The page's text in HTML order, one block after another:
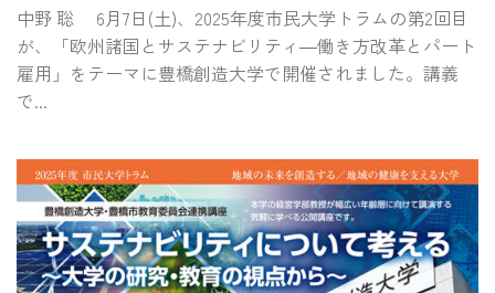
中野 聡 6月7日(土)、2025年度市民大学トラムの第2回目
が、「欧州諸国とサステナビリティ―働き方改革とパート
雇用」をテーマに豊橋創造大学で開催されました。講義
で...